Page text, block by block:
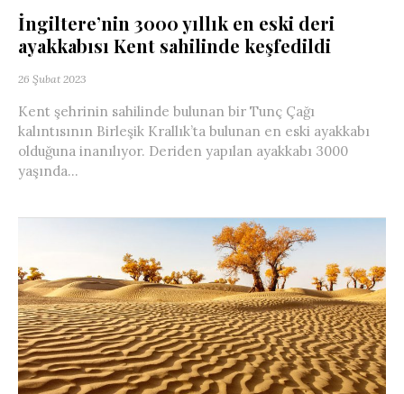
İngiltere’nin 3000 yıllık en eski deri
ayakkabısı Kent sahilinde keşfedildi
26 Şubat 2023
Kent şehrinin sahilinde bulunan bir Tunç Çağı
kalıntısının Birleşik Krallık’ta bulunan en eski ayakkabı
olduğuna inanılıyor. Deriden yapılan ayakkabı 3000
yaşında...